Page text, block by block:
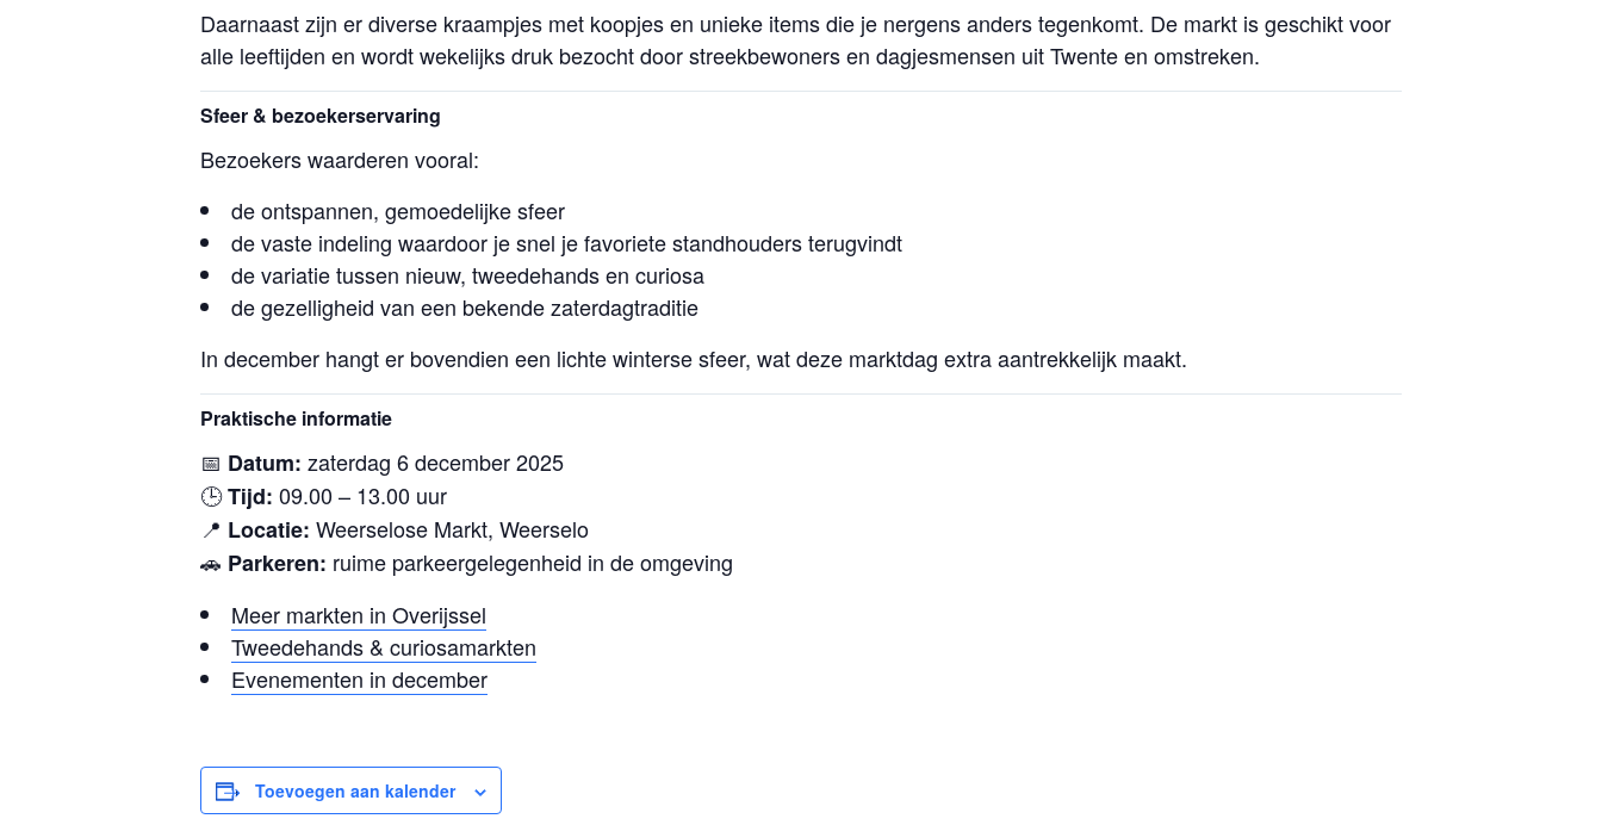
Daarnaast zijn er diverse kraampjes met koopjes en unieke items die je nergens anders tegenkomt. De markt is geschikt voor
alle leeftijden en wordt wekelijks druk bezocht door streekbewoners en dagjesmensen uit Twente en omstreken.
Sfeer & bezoekerservaring
Bezoekers waarderen vooral:
de ontspannen, gemoedelijke sfeer
de vaste indeling waardoor je snel je favoriete standhouders terugvindt
de variatie tussen nieuw, tweedehands en curiosa
de gezelligheid van een bekende zaterdagtraditie
In december hangt er bovendien een lichte winterse sfeer, wat deze marktdag extra aantrekkelijk maakt.
Praktische informatie
📅 Datum: zaterdag 6 december 2025
🕒Tijd: 09.00 – 13.00 uur
📍 Locatie: Weerselose Markt, Weerselo
🚗 Parkeren: ruime parkeergelegenheid in de omgeving
Meer markten in Overijssel
Tweedehands & curiosamarkten
Evenementen in december
Toevoegen aan kalender